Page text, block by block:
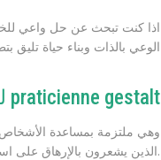
الوعي بالذات وبناء حياة تليق
ليلى معالجة جشطالتية praticienne gestalt
الذين يشعرون بالإرهاق على استعادة التوازن والسلام مع الذات وأن يصبحوا خالقين لحياتهم.